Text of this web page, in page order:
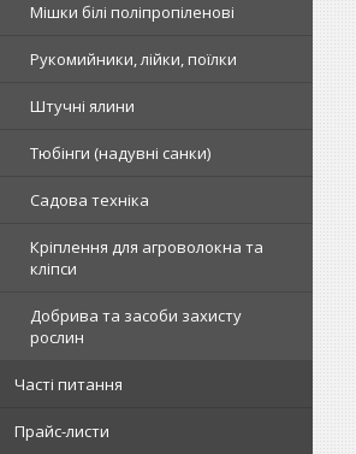
Мішки білі поліпропіленові
Рукомийники, лійки, поїлки
Штучні ялини
Тюбінги (надувні санки)
Садова техніка
Кріплення для агроволокна та
кліпси
Добрива та засоби захисту
рослин
Часті питання
Прайс-листи